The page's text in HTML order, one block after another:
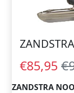
€85,95
ZANDSTRA